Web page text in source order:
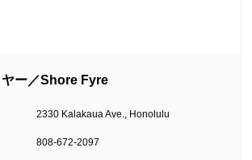
ー／Shore Fyre
2330 Kalakaua Ave., Honolulu
808-672-2097